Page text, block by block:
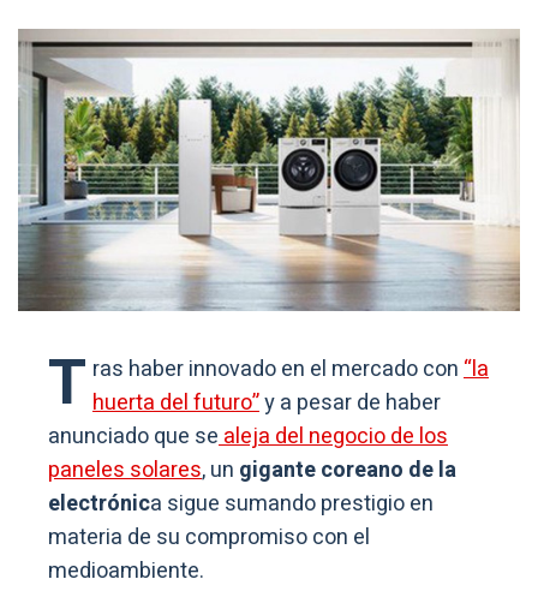
T ras haber innovado en el mercado con“la
huerta del futuro”y a pesar de haber
anunciado que sealeja del negocio de los
paneles solares, un gigante coreano de la
electrónica sigue sumando prestigio en
materia de su compromiso con el
medioambiente.